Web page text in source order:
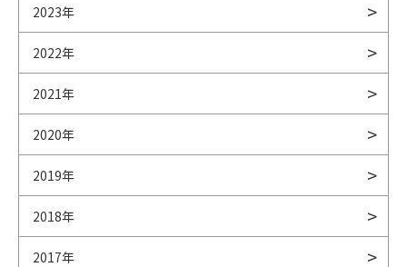
2023年
2022年
2021年
2020年
2019年
2018年
2017年